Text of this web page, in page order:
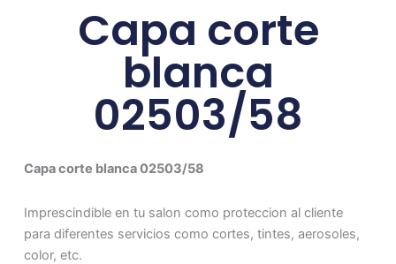
Capa corte
blanca
02503/58
Capa corte blanca 02503/58
Imprescindible en tu salon como proteccion al cliente
para diferentes servicios como cortes, tintes, aerosoles,
color, etc.